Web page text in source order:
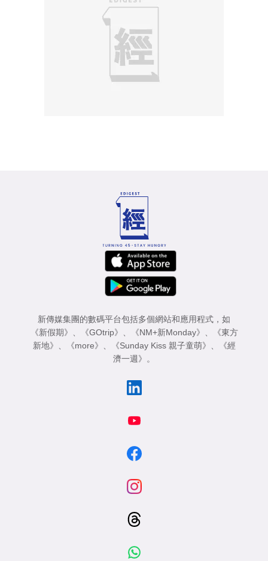
新傳媒集團的數碼平台包括多個網站和應用程式，如
《新假期》
《GOtrip》 《NM+新Monday》
《東方
新地》
《more》 《Sunday Kiss 親子童萌》
《經
濟一週》
。